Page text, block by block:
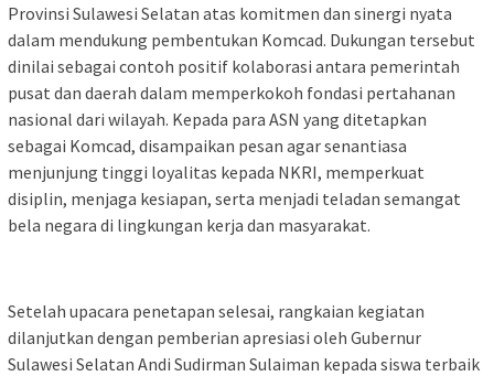
Provinsi Sulawesi Selatan atas komitmen dan sinergi nyata
dalam mendukung pembentukan Komcad. Dukungan tersebut
dinilai sebagai contoh positif kolaborasi antara pemerintah
pusat dan daerah dalam memperkokoh fondasi pertahanan
nasional dari wilayah. Kepada para ASN yang ditetapkan
sebagai Komcad, disampaikan pesan agar senantiasa
menjunjung tinggi loyalitas kepada NKRI, memperkuat
disiplin, menjaga kesiapan, serta menjadi teladan semangat
bela negara di lingkungan kerja dan masyarakat.
Setelah upacara penetapan selesai, rangkaian kegiatan
dilanjutkan dengan pemberian apresiasi oleh Gubernur
Sulawesi Selatan Andi Sudirman Sulaiman kepada siswa terbaik